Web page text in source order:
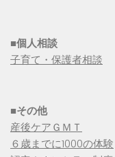
■個人相談
子育て・保護者相談
■その他
産後ケアＧＭＴ
６歳までに1000の体験